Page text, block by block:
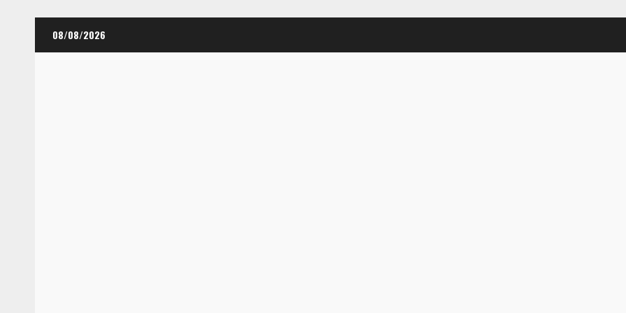
08/08/2026